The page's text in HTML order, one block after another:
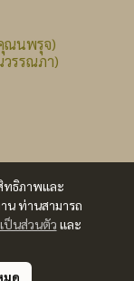
ทธิภาพและ
น ท่านสามารถ
ป็นส่วนตัว และ
มด
ณนพรุจ)
รรณภา)